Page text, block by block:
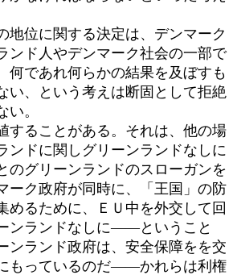
位に関する決定は、デンマーク
ンド人やデンマーク社会の一部で
何であれ何らかの結果を及ぼすも
い、という考えは断固として拒絶
い。
することがある。それは、他の場
ンドに関しグリーンランドなしに
のグリーンランドのスローガンを
ーク政府が同時に、「王国」の防
めるために、ＥＵ中を外交して回
ンランドなしに――ということ
ランド政府は、安全保障をを交
もっているのだ――かれらは利権